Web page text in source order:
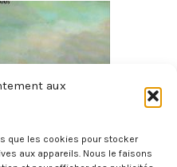
aux
que les cookies pour stocker
aux appareils. Nous le faisons